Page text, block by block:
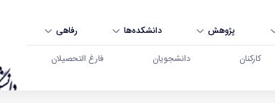
پژوهش دانشکده‌ها رفاهی
کارکنان دانشجویان فارغ التحصیلان